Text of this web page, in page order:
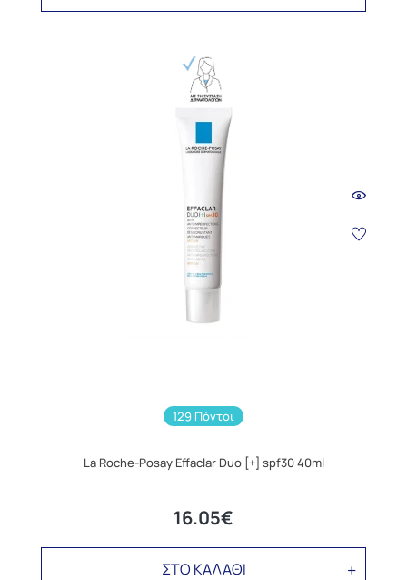
129 Πόντοι
La Roche-Posay Effaclar Duo [+] spf30 40ml
16.05€
ΣΤΟ ΚΑΛΑΘΙ